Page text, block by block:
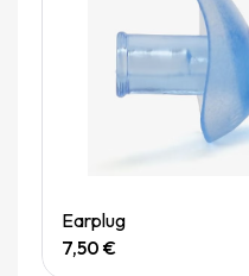
Earplug
7,50 €